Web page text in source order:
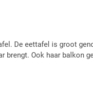
De eettafel is groot
brengt. Ook haar balkon